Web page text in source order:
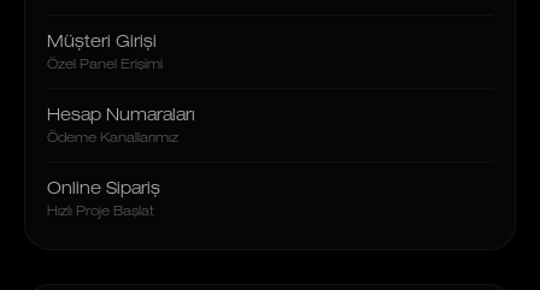
Müşteri Girişi
Özel Panel Erişimi
Hesap Numaraları
Ödeme Kanallarımız
Online Sipariş
Hızlı Proje Başlat